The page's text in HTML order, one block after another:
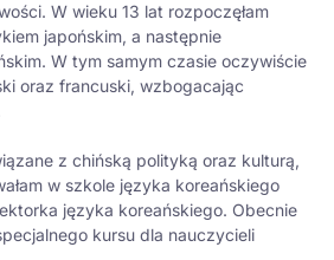
W wieku 13 lat rozpoczęłam
japońskim, a następnie
W tym samym czasie oczywiście
oraz francuski, wzbogacając
z chińską polityką oraz kulturą,
w szkole języka koreańskiego
języka koreańskiego. Obecnie
kursu dla nauczycieli